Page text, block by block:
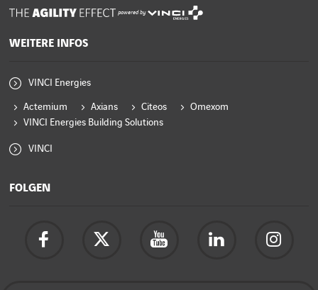
powered by
WEITERE INFOS
VINCI Energies
Actemium Axians Citeos
Omexom
VINCI Energies Building Solutions
VINCI
FOLGEN